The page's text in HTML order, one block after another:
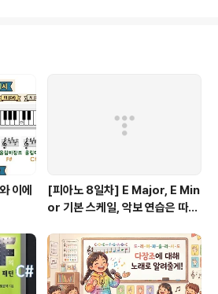
다. ADO.NET 구성 요소
기술은 .NET Frame
는 데이터 소스와 연결
Data..
이에
[피아노 8일차] E Major, E Min
or 기본 스케일, 악보 연습은 따라